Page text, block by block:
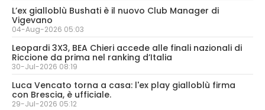
L’ex gialloblù Bushati è il nuovo Club Manager di
Vigevano
04-Aug-2026 05:03
Leopardi 3X3, BEA Chieri accede alle finali nazionali di
Riccione da prima nel ranking d’Italia
30-Jul-2026 08:19
Luca Vencato torna a casa: l'ex play gialloblù firma
con Brescia, è ufficiale.
29-Jul-2026 05:12